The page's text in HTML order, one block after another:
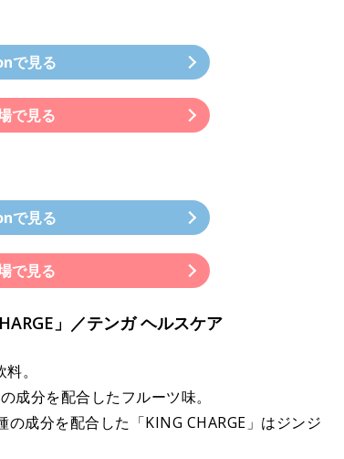
で見る
で見る
で見る
で見る
」／テンガ ヘルスケア
。
成分を配合したフルーツ味。
成分を配合した「KING CHARGE」はジンジ